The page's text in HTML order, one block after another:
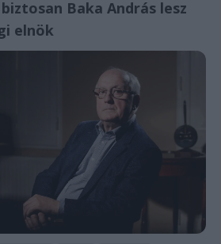
Baka András lesz
elnök